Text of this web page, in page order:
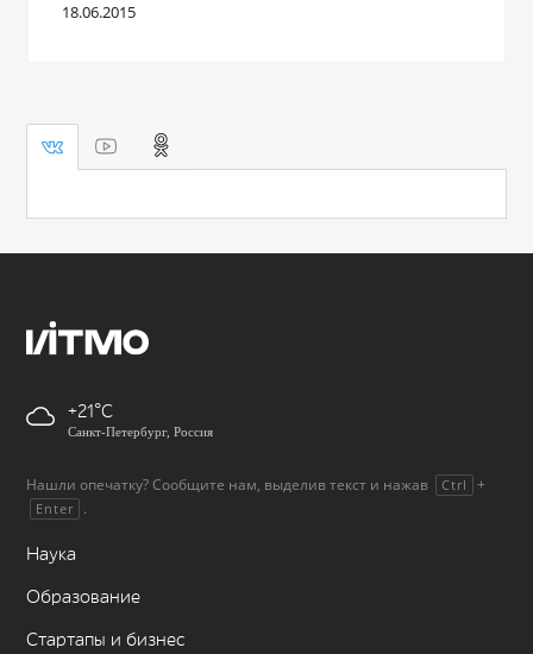
18.06.2015
+21
Санкт-Петербург, Россия
Нашли опечатку? Сообщите нам, выделив текст и нажав Ctrl +
Enter .
Наука
Образование
Стартапы и бизнес